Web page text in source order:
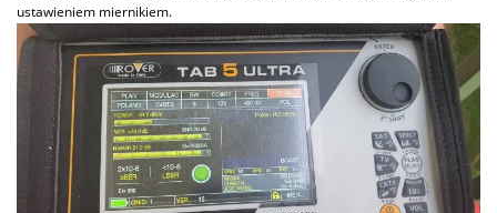
ustawieniem miernikiem.